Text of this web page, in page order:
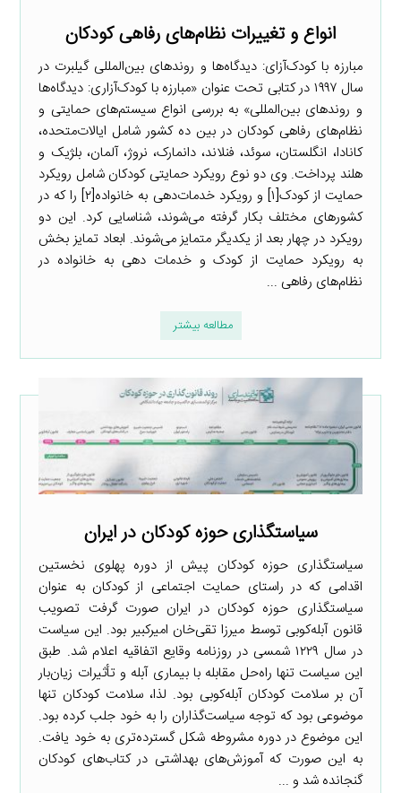
انواع و تغییرات نظام‌های رفاهی کودکان
مبارزه با کودک‌آزای: دیدگاه‌ها و روندهای بین‌المللی گیلبرت در
سال ۱۹۹۷ در کتابی تحت عنوان «مبارزه با کودک‌آزاری: دیدگاه‌ها
و روندهای بین‌المللی» به بررسی انواع سیستم‌های حمایتی و
نظام‌های رفاهی کودکان در بین ده کشور شامل ایالات‌متحده،
کانادا، انگلستان، سوئد، فنلاند، دانمارک، نروژ، آلمان، بلژیک و
هلند پرداخت. وی دو نوع رویکرد حمایتی کودکان شامل رویکرد
حمایت از کودک[۱] و رویکرد خدمات‌دهی به خانواده[۲] را که در
کشورهای مختلف بکار گرفته می‌شوند، شناسایی کرد. این دو
رویکرد در چهار بعد از یکدیگر متمایز می‌شوند. ابعاد تمایز بخش
به رویکرد حمایت از کودک و خدمات دهی به خانواده در
نظام‌های رفاهی ...
مطالعه بیشتر
سیاستگذاری حوزه کودکان در ایران
سیاستگذاری حوزه کودکان پیش از دوره پهلوی نخستین
اقدامی که در راستای حمایت اجتماعی از کودکان به عنوان
سیاستگذاری حوزه کودکان در ایران صورت گرفت تصویب
قانون آبله‌کوبی توسط میرزا تقی‌خان امیرکبیر بود. این سیاست
در سال ۱۲۲۹ شمسی در روزنامه وقایع اتفاقیه اعلام شد. طبق
این سیاست تنها راه‌حل مقابله با بیماری آبله و تأثیرات زیان‌بار
آن بر سلامت کودکان آبله‌کوبی بود. لذا، سلامت کودکان تنها
موضوعی بود که توجه سیاست‌گذاران را به خود جلب کرده بود.
این موضوع در دوره مشروطه شکل گسترده‌تری به خود یافت.
به این صورت که آموزش‌های بهداشتی در کتاب‌های کودکان
گنجانده شد و ...